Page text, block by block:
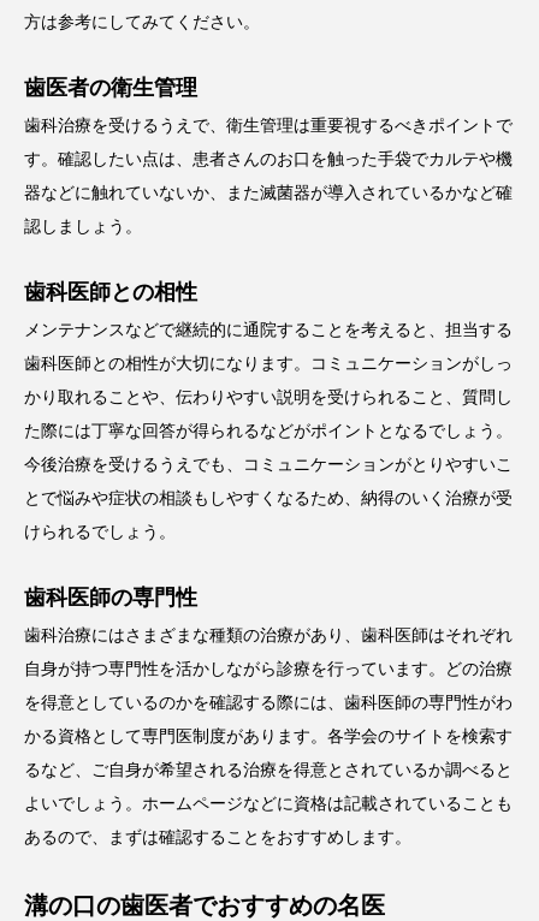
方は参考にしてみてください。
歯医者の衛生管理
歯科治療を受けるうえで、衛生管理は重要視するべきポイントで
す。確認したい点は、患者さんのお口を触った手袋でカルテや機
器などに触れていないか、また滅菌器が導入されているかなど確
認しましょう。
歯科医師との相性
メンテナンスなどで継続的に通院することを考えると、担当する
歯科医師との相性が大切になります。コミュニケーションがしっ
かり取れることや、伝わりやすい説明を受けられること、質問し
た際には丁寧な回答が得られるなどがポイントとなるでしょう。
今後治療を受けるうえでも、コミュニケーションがとりやすいこ
とで悩みや症状の相談もしやすくなるため、納得のいく治療が受
けられるでしょう。
歯科医師の専門性
歯科治療にはさまざまな種類の治療があり、歯科医師はそれぞれ
自身が持つ専門性を活かしながら診療を行っています。どの治療
を得意としているのかを確認する際には、歯科医師の専門性がわ
かる資格として専門医制度があります。各学会のサイトを検索す
るなど、ご自身が希望される治療を得意とされているか調べると
よいでしょう。ホームページなどに資格は記載されていることも
あるので、まずは確認することをおすすめします。
溝の口の歯医者でおすすめの名医